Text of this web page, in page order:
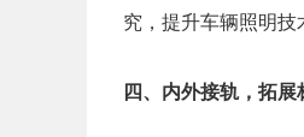
究，提升车辆照明技
四、内外接轨，拓